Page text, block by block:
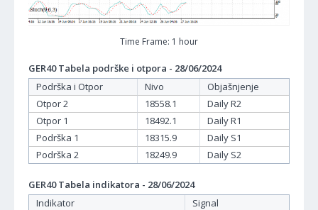
Time Frame: 1 hour
GER40 Tabela podrške i otpora - 28/06/2024
Podrška i Otpor
Nivo
Objašnjenje
Otpor 2
18558.1
Daily R2
Otpor 1
18492.1
Daily R1
Podrška 1
18315.9
Daily S1
Podrška 2
18249.9 Daily S2
GER40 Tabela indikatora - 28/06/2024
Indikator
Signal